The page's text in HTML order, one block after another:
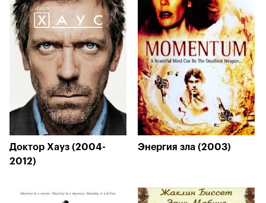
Доктор Хауз (2004-
2012)
Энергия зла (2003)